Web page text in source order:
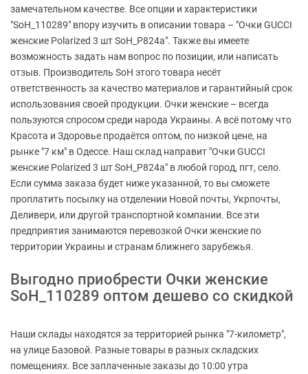
замечательном качестве. Все опции и характеристики
"SoH_110289" впору изучить в описании товара – "Очки GUCCI
женские Polarized 3 шт SoH_P824a". Также вы имеете
возможность задать нам вопрос по позиции, или написать
отзыв. Производитель SoH этого товара несёт
ответственность за качество материалов и гарантийный срок
использования своей продукции. Очки женские – всегда
пользуются спросом среди народа Украины. А всё потому что
Красота и Здоровье продаётся оптом, по низкой цене, на
рынке "7 км" в Одессе. Наш склад направит "Очки GUCCI
женские Polarized 3 шт SoH_P824a" в любой город, пгт, село.
Если сумма заказа будет ниже указанной, то вы сможете
проплатить посылку на отделении Новой почты, Укрпочты,
Деливери, или другой транспортной компании. Все эти
предприятия занимаются перевозкой Очки женские по
территории Украины и странам ближнего зарубежья.
Выгодно приобрести Очки женские
SoH_110289 оптом дешево со скидкой
Наши склады находятся за территорией рынка "7-километр",
на улице Базовой. Разные товары в разных складских
помещениях. Все заплаченные заказы до 10:00 утра